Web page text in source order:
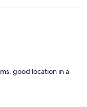
good location in a